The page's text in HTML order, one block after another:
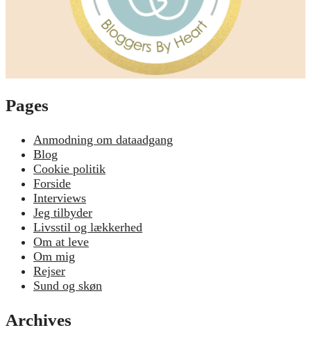
Pages
Anmodning om dataadgang
Blog
Cookie politik
Forside
Interviews
Jeg tilbyder
Livsstil og lækkerhed
Om at leve
Om mig
Rejser
Sund og skøn
Archives